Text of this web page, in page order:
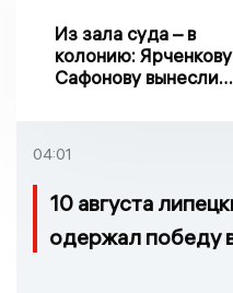
Из зала суда – в
колонию:
Сафонову вынесли
04:01
10 августа
одержал победу